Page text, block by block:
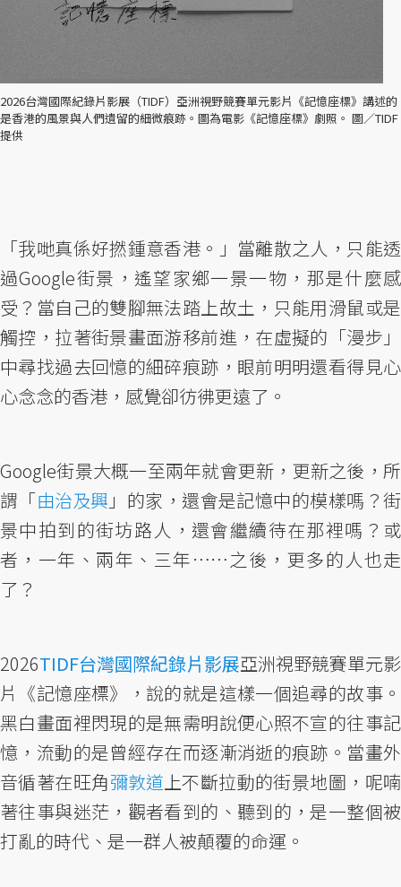
2026台灣國際紀錄片影展（TIDF）亞洲視野競賽單元影片《記憶座標》講述的
是香港的風景與人們遺留的細微痕跡。圖為電影《記憶座標》劇照。 圖／TIDF
提供
「我哋真係好撚鍾意香港。」當離散之人，只能透
過Google街景，遙望家鄉一景一物，那是什麼感
受？當自己的雙腳無法踏上故土，只能用滑鼠或是
觸控，拉著街景畫面游移前進，在虛擬的「漫步」
中尋找過去回憶的細碎痕跡，眼前明明還看得見心
心念念的香港，感覺卻彷彿更遠了。
Google街景大概一至兩年就會更新，更新之後，所
謂「由治及興 」的家，還會是記憶中的模樣嗎？街
景中拍到的街坊路人，還會繼續待在那裡嗎？或
者，一年、兩年、三年⋯⋯之後，更多的人也走
了？
2026TIDF台灣國際紀錄片影展亞洲視野競賽單元影
片《記憶座標》，說的就是這樣一個追尋的故事。
黑白畫面裡閃現的是無需明說便心照不宣的往事記
憶，流動的是曾經存在而逐漸消逝的痕跡。當畫外
音循著在旺角彌敦道上不斷拉動的街景地圖，呢喃
著往事與迷茫，觀者看到的、聽到的，是一整個被
打亂的時代、是一群人被顛覆的命運。